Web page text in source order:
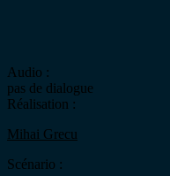
Audio :
pas de dialogue
Réalisation :
Mihai Grecu
Scénario :